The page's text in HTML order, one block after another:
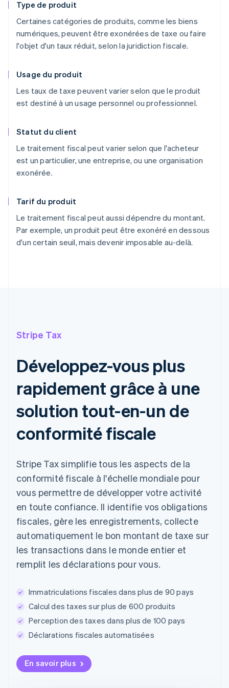
Type de produit
Certaines catégories de produits, comme les biens
numériques, peuvent être exonérées de taxe ou faire
l'objet d'un taux réduit, selon la juridiction fiscale.
Usage du produit
Les taux de taxe peuvent varier selon que le produit
est destiné à un usage personnel ou professionnel.
Statut du client
Le traitement fiscal peut varier selon que l'acheteur
est un particulier, une entreprise, ou une organisation
exonérée.
Tarif du produit
Le traitement fiscal peut aussi dépendre du montant.
Par exemple, un produit peut être exonéré en dessous
d'un certain seuil, mais devenir imposable au-delà.
Stripe Tax
Développez-vous plus
rapidement grâce à une
solution tout-en-un de
conformité fiscale
Stripe Tax simplifie tous les aspects de la
conformité fiscale à l'échelle mondiale pour
vous permettre de développer votre activité
en toute confiance. Il identifie vos obligations
fiscales, gère les enregistrements, collecte
automatiquement le bon montant de taxe sur
les transactions dans le monde entier et
remplit les déclarations pour vous.
Immatriculations fiscales dans plus de 90 pays
Calcul des taxes sur plus de 600 produits
Perception des taxes dans plus de 100 pays
Déclarations fiscales automatisées
En savoir plus